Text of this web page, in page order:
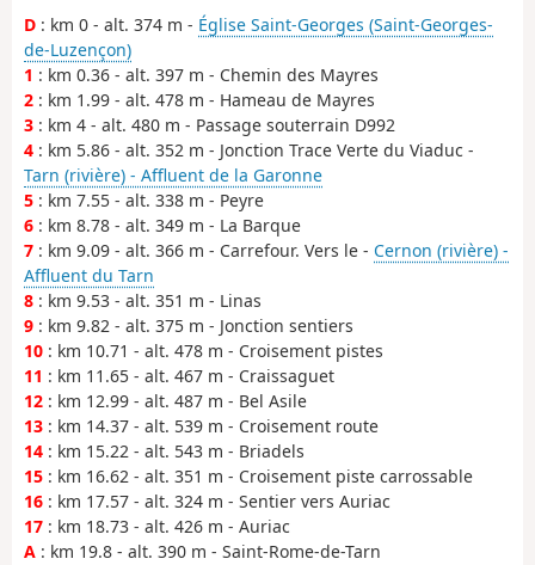
D : km 0 - alt. 374 m - Église Saint-Georges (Saint-Georges-
de-Luzençon)
1 : km 0.36 - alt. 397 m - Chemin des Mayres
2 : km 1.99 - alt. 478 m - Hameau de Mayres
3 : km 4 - alt. 480 m - Passage souterrain D992
4 : km 5.86 - alt. 352 m - Jonction Trace Verte du Viaduc -
Tarn (rivière) - Affluent de la Garonne
5 : km 7.55 - alt. 338 m - Peyre
6 : km 8.78 - alt. 349 m - La Barque
7 : km 9.09 - alt. 366 m - Carrefour. Vers le - Cernon (rivière) -
Affluent du Tarn
8 : km 9.53 - alt. 351 m - Linas
9 : km 9.82 - alt. 375 m - Jonction sentiers
10 : km 10.71 - alt. 478 m - Croisement pistes
11 : km 11.65 - alt. 467 m - Craissaguet
12 : km 12.99 - alt. 487 m - Bel Asile
13 : km 14.37 - alt. 539 m - Croisement route
14 : km 15.22 - alt. 543 m - Briadels
15 : km 16.62 - alt. 351 m - Croisement piste carrossable
16 : km 17.57 - alt. 324 m - Sentier vers Auriac
17 : km 18.73 - alt. 426 m - Auriac
A : km 19.8 - alt. 390 m - Saint-Rome-de-Tarn